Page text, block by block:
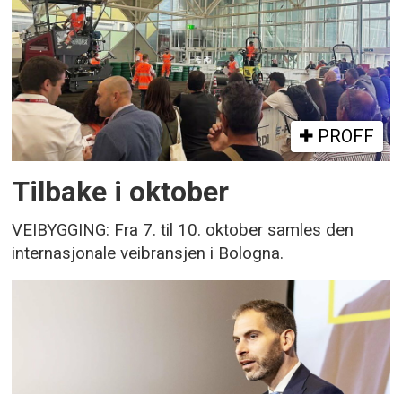
PROFF
Tilbake i oktober
VEIBYGGING: Fra 7. til 10. oktober samles den
internasjonale veibransjen i Bologna.